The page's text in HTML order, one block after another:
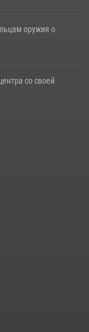
оружия о
со своей